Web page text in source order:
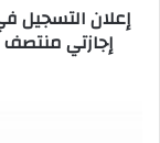
إعلان التسجيل